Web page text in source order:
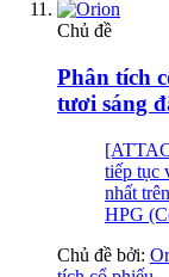
Chủ đề
Phân tích
tươi sáng
tiếp tục
nhất
HPG
Chủ đề bởi: